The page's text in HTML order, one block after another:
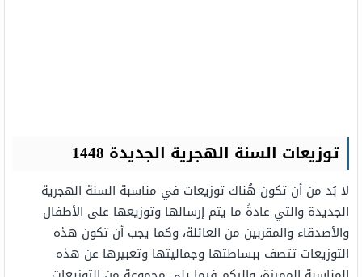
توزيعات السنة الهجرية الجديدة 1448
لا بُد من أن تكون هُناك توزيعات في مناسبة السنة الهجرية
الجديدة والتي عادةً ما يتم إرسالها وتوزيعها على الأطفال
والأصدقاء والمقربين من العائلة، وكما يجب أن تكون هذه
التوزيعات تتصف ببساطتها وجماليتها وتعبيرها عن هذه